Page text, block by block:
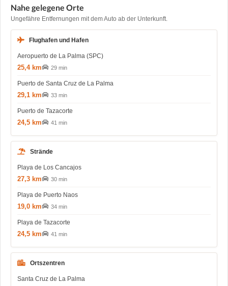
Nahe gelegene Orte
Ungefähre Entfernungen mit dem Auto ab der Unterkunft.
Flughafen und Hafen
Aeropuerto de La Palma (SPC)
25,4 km 29 min
Puerto de Santa Cruz de La Palma
29,1 km 33 min
Puerto de Tazacorte
24,5 km 41 min
Strände
Playa de Los Cancajos
27,3 km 30 min
Playa de Puerto Naos
19,0 km 34 min
Playa de Tazacorte
24,5 km 41 min
Ortszentren
Santa Cruz de La Palma